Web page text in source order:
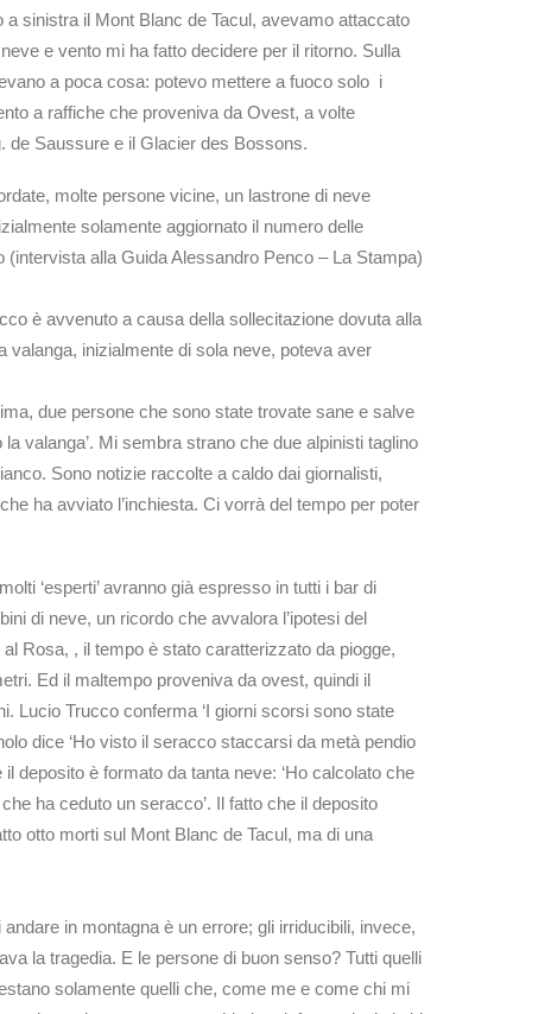
sinistra il Mont Blanc de Tacul, avevamo attaccato
e vento mi ha fatto decidere per il ritorno. Sulla
a poca cosa: potevo mettere a fuoco solo i
a raffiche che proveniva da Ovest, a volte
de Saussure e il Glacier des Bossons.
molte persone vicine, un lastrone di neve
solamente aggiornato il numero delle
alla Guida Alessandro Penco – La Stampa)
è avvenuto a causa della sollecitazione dovuta alla
inizialmente di sola neve, poteva aver
due persone che sono state trovate sane e salve
valanga’. Mi sembra strano che due alpinisti taglino
Sono notizie raccolte a caldo dai giornalisti,
ha avviato l’inchiesta. Ci vorrà del tempo per poter
‘esperti’ avranno già espresso in tutti i bar di
di neve, un ricordo che avvalora l’ipotesi del
Rosa, , il tempo è stato caratterizzato da piogge,
Ed il maltempo proveniva da ovest, quindi il
Lucio Trucco conferma ‘I giorni scorsi sono state
dice ‘Ho visto il seracco staccarsi da metà pendio
deposito è formato da tanta neve: ‘Ho calcolato che
ha ceduto un seracco’. Il fatto che il deposito
otto morti sul Mont Blanc de Tacul, ma di una
in montagna è un errore; gli irriducibili, invece,
la tragedia. E le persone di buon senso? Tutti quelli
solamente quelli che, come me e come chi mi